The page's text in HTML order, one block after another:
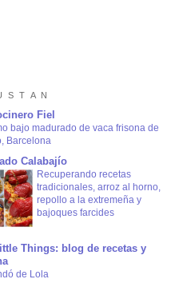
S T A N
Fiel
bajo madurado de vaca frisona de
Barcelona
Calabajío
Recuperando recetas
tradicionales, arroz al horno,
repollo a la extremeña y
bajoques farcides
Things: blog de recetas y
de Lola